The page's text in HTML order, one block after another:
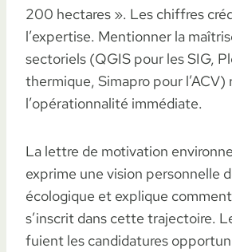
200 hectares ». Les chiffres
l’expertise. Mentionner la
sectoriels (QGIS pour les SIG,
thermique, Simapro pour l’ACV)
l’opérationnalité immédiate.
La lettre de motivation
exprime une vision personnelle
écologique et explique
s’inscrit dans cette trajectoire.
fuient les candidatures